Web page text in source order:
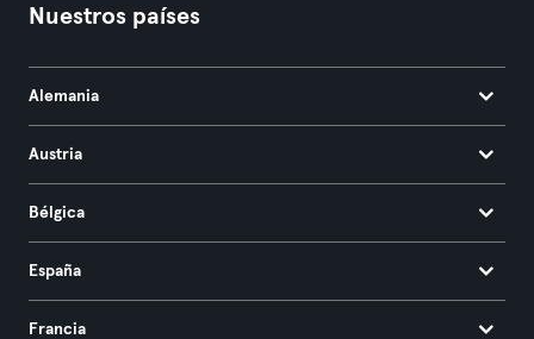
Nuestros países
Alemania
Austria
Bélgica
España
Francia